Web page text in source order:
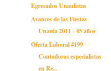
Egresados Unaulistas
Avances de las Fiestas
Unaula 2011 - 45 años
Oferta Laboral #199
Contadoras especialistas
en Re...